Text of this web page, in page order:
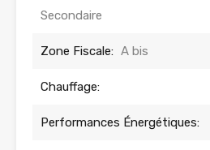
Secondaire
Zone Fiscale: A bis
Chauffage:
Performances Énergétiques: